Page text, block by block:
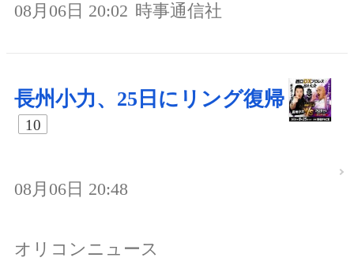
08月06日 20:02 時事通信社
長州小力、25日にリング復帰
10
08月06日 20:48
オリコンニュース